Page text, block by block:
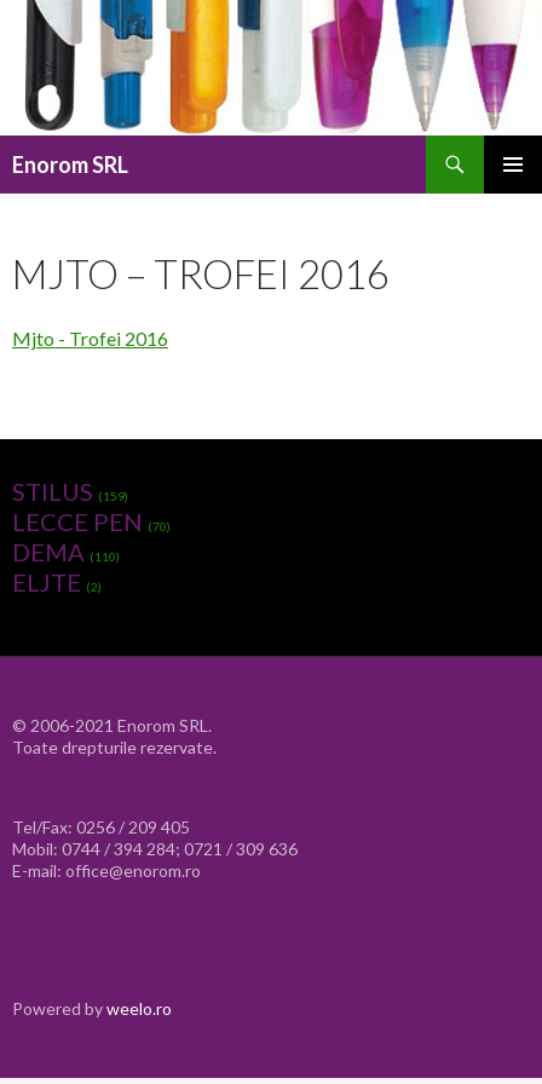
Enorom SRL
MJTO – TROFEI 2016
Mjto - Trofei 2016
STILUS (159)
LECCE PEN (70)
DEMA (110)
ELJTE (2)
© 2006-2021 Enorom SRL.
Toate drepturile rezervate.
Tel/Fax: 0256 / 209 405
Mobil: 0744 / 394 284; 0721 / 309 636
E-mail: office@enorom.ro
Powered byweelo.ro